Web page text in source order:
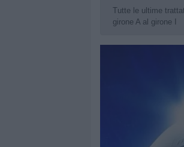
Tutte le ultime
girone A al girone I